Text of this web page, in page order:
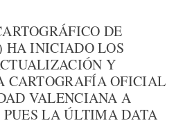
DE
INICIADO LOS
Y
CARTOGRAFÍA OFICIAL
VALENCIANA A
PUES LA ÚLTIMA DATA